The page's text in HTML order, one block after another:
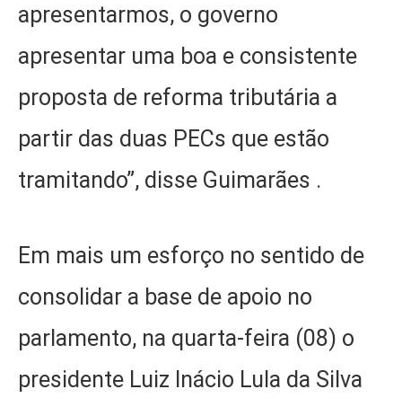
apresentarmos, o governo
apresentar uma boa e consistente
proposta de reforma tributária a
partir das duas PECs que estão
tramitando”, disse Guimarães .
Em mais um esforço no sentido de
consolidar a base de apoio no
parlamento, na quarta-feira (08) o
presidente Luiz Inácio Lula da Silva